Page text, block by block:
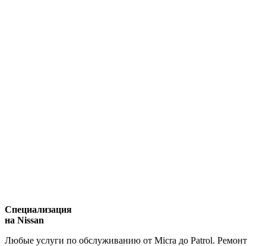
Специализация
на Nissan
Любые услуги по обслуживанию от Micra до Patrol. Ремонт